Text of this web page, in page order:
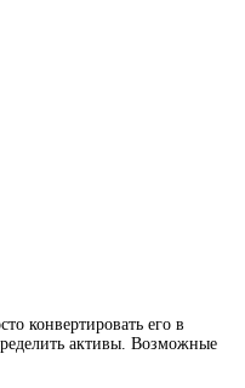
конвертировать его в
активы. Возможные